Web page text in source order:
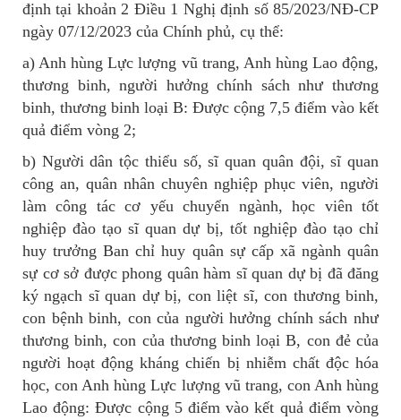
định tại khoản 2 Điều 1 Nghị định số 85/2023/NĐ-CP
ngày 07/12/2023 của Chính phủ, cụ thể:
a) Anh hùng Lực lượng vũ trang, Anh hùng Lao động,
thương binh, người hưởng chính sách như thương
binh, thương binh loại B: Được cộng 7,5 điểm vào kết
quả điểm vòng 2;
b) Người dân tộc thiểu số, sĩ quan quân đội, sĩ quan
công an, quân nhân chuyên nghiệp phục viên, người
làm công tác cơ yếu chuyển ngành, học viên tốt
nghiệp đào tạo sĩ quan dự bị, tốt nghiệp đào tạo chỉ
huy trưởng Ban chỉ huy quân sự cấp xã ngành quân
sự cơ sở được phong quân hàm sĩ quan dự bị đã đăng
ký ngạch sĩ quan dự bị, con liệt sĩ, con thương binh,
con bệnh binh, con của người hưởng chính sách như
thương binh, con của thương binh loại B, con đẻ của
người hoạt động kháng chiến bị nhiễm chất độc hóa
học, con Anh hùng Lực lượng vũ trang, con Anh hùng
Lao động: Được cộng 5 điểm vào kết quả điểm vòng